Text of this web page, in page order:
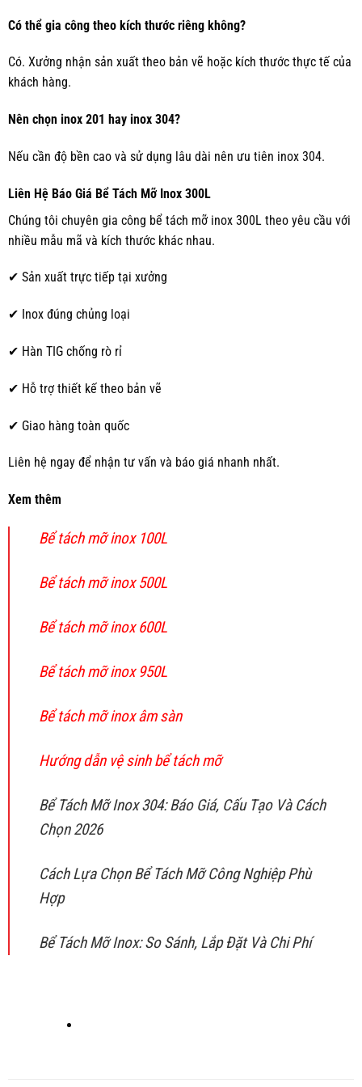
Có thể gia công theo kích thước riêng không?
Có. Xưởng nhận sản xuất theo bản vẽ hoặc kích thước thực tế của
khách hàng.
Nên chọn inox 201 hay inox 304?
Nếu cần độ bền cao và sử dụng lâu dài nên ưu tiên inox 304.
Liên Hệ Báo Giá Bể Tách Mỡ Inox 300L
Chúng tôi chuyên gia công bể tách mỡ inox 300L theo yêu cầu với
nhiều mẫu mã và kích thước khác nhau.
✔ Sản xuất trực tiếp tại xưởng
✔ Inox đúng chủng loại
✔ Hàn TIG chống rò rỉ
✔ Hỗ trợ thiết kế theo bản vẽ
✔ Giao hàng toàn quốc
Liên hệ ngay để nhận tư vấn và báo giá nhanh nhất.
Xem thêm
Bể tách mỡ inox 100L
Bể tách mỡ inox 500L
Bể tách mỡ inox 600L
Bể tách mỡ inox 950L
Bể tách mỡ inox âm sàn
Hướng dẫn vệ sinh bể tách mỡ
Bể Tách Mỡ Inox 304: Báo Giá, Cấu Tạo Và Cách
Chọn 2026
Cách Lựa Chọn Bể Tách Mỡ Công Nghiệp Phù
Hợp
Bể Tách Mỡ Inox: So Sánh, Lắp Đặt Và Chi Phí